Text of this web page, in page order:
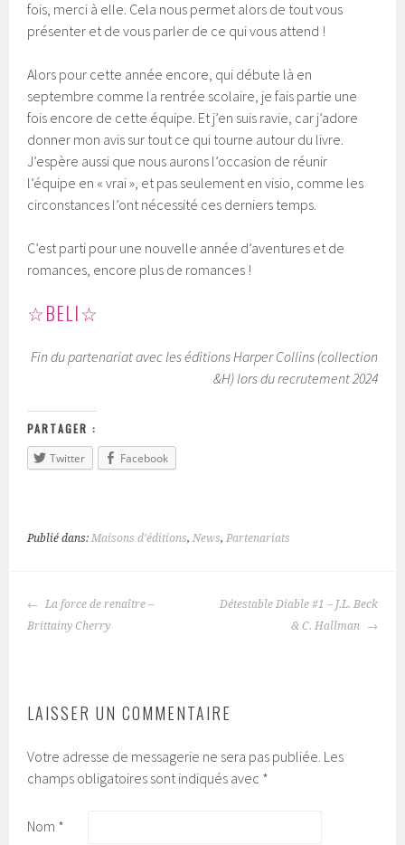
fois, merci à elle. Cela nous permet alors de tout vous
présenter et de vous parler de ce qui vous attend !
Alors pour cette année encore, qui débute là en
septembre comme la rentrée scolaire, je fais partie une
fois encore de cette équipe. Et j’en suis ravie, car j’adore
donner mon avis sur tout ce qui tourne autour du livre.
J’espère aussi que nous aurons l’occasion de réunir
l’équipe en « vrai », et pas seulement en visio, comme les
circonstances l’ont nécessité ces derniers temps.
C’est parti pour une nouvelle année d’aventures et de
romances, encore plus de romances !
☆BELI☆
Fin du partenariat avec les éditions Harper Collins (collection
&H) lors du recrutement 2024
PARTAGER :
Twitter
Facebook
Publié dans:Maisons d'éditions,News,Partenariats
NAVIGATION
La force de renaître –
Brittainy Cherry
Détestable Diable #1 – J.L. Beck
& C. Hallman
LAISSER UN COMMENTAIRE
Votre adresse de messagerie ne sera pas publiée. Les
champs obligatoires sont indiqués avec *
Nom *